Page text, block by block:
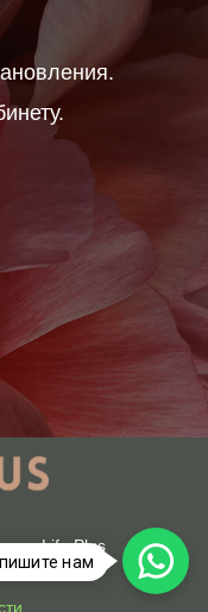
Life Plus
нам